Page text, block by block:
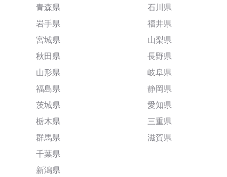
青森県
岩手県
宮城県
秋田県
山形県
福島県
茨城県
栃木県
群馬県
千葉県
新潟県
石川県
福井県
山梨県
長野県
岐阜県
静岡県
愛知県
三重県
滋賀県